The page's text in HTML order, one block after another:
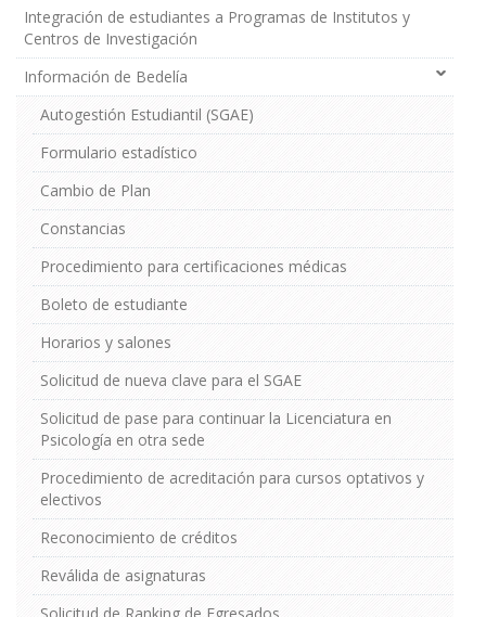
Integración de estudiantes a Programas de Institutos y
Centros de Investigación
Información de Bedelía
Autogestión Estudiantil (SGAE)
Formulario estadístico
Cambio de Plan
Constancias
Procedimiento para certificaciones médicas
Boleto de estudiante
Horarios y salones
Solicitud de nueva clave para el SGAE
Solicitud de pase para continuar la Licenciatura en
Psicología en otra sede
Procedimiento de acreditación para cursos optativos y
electivos
Reconocimiento de créditos
Reválida de asignaturas